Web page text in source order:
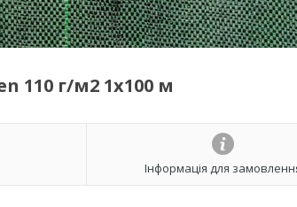
110 г/м2 1х100 м
Інформація для